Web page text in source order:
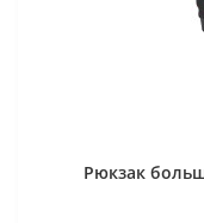
Рюкзак